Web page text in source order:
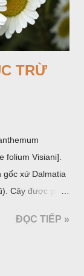
TRỪ
folium Visiani].
gốc xứ Dalmatia
Cây được phân
sau lan
ĐỌC TIẾP »